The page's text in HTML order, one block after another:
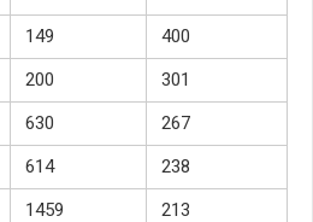
149
400
200
301
630
267
614
238
1459
213